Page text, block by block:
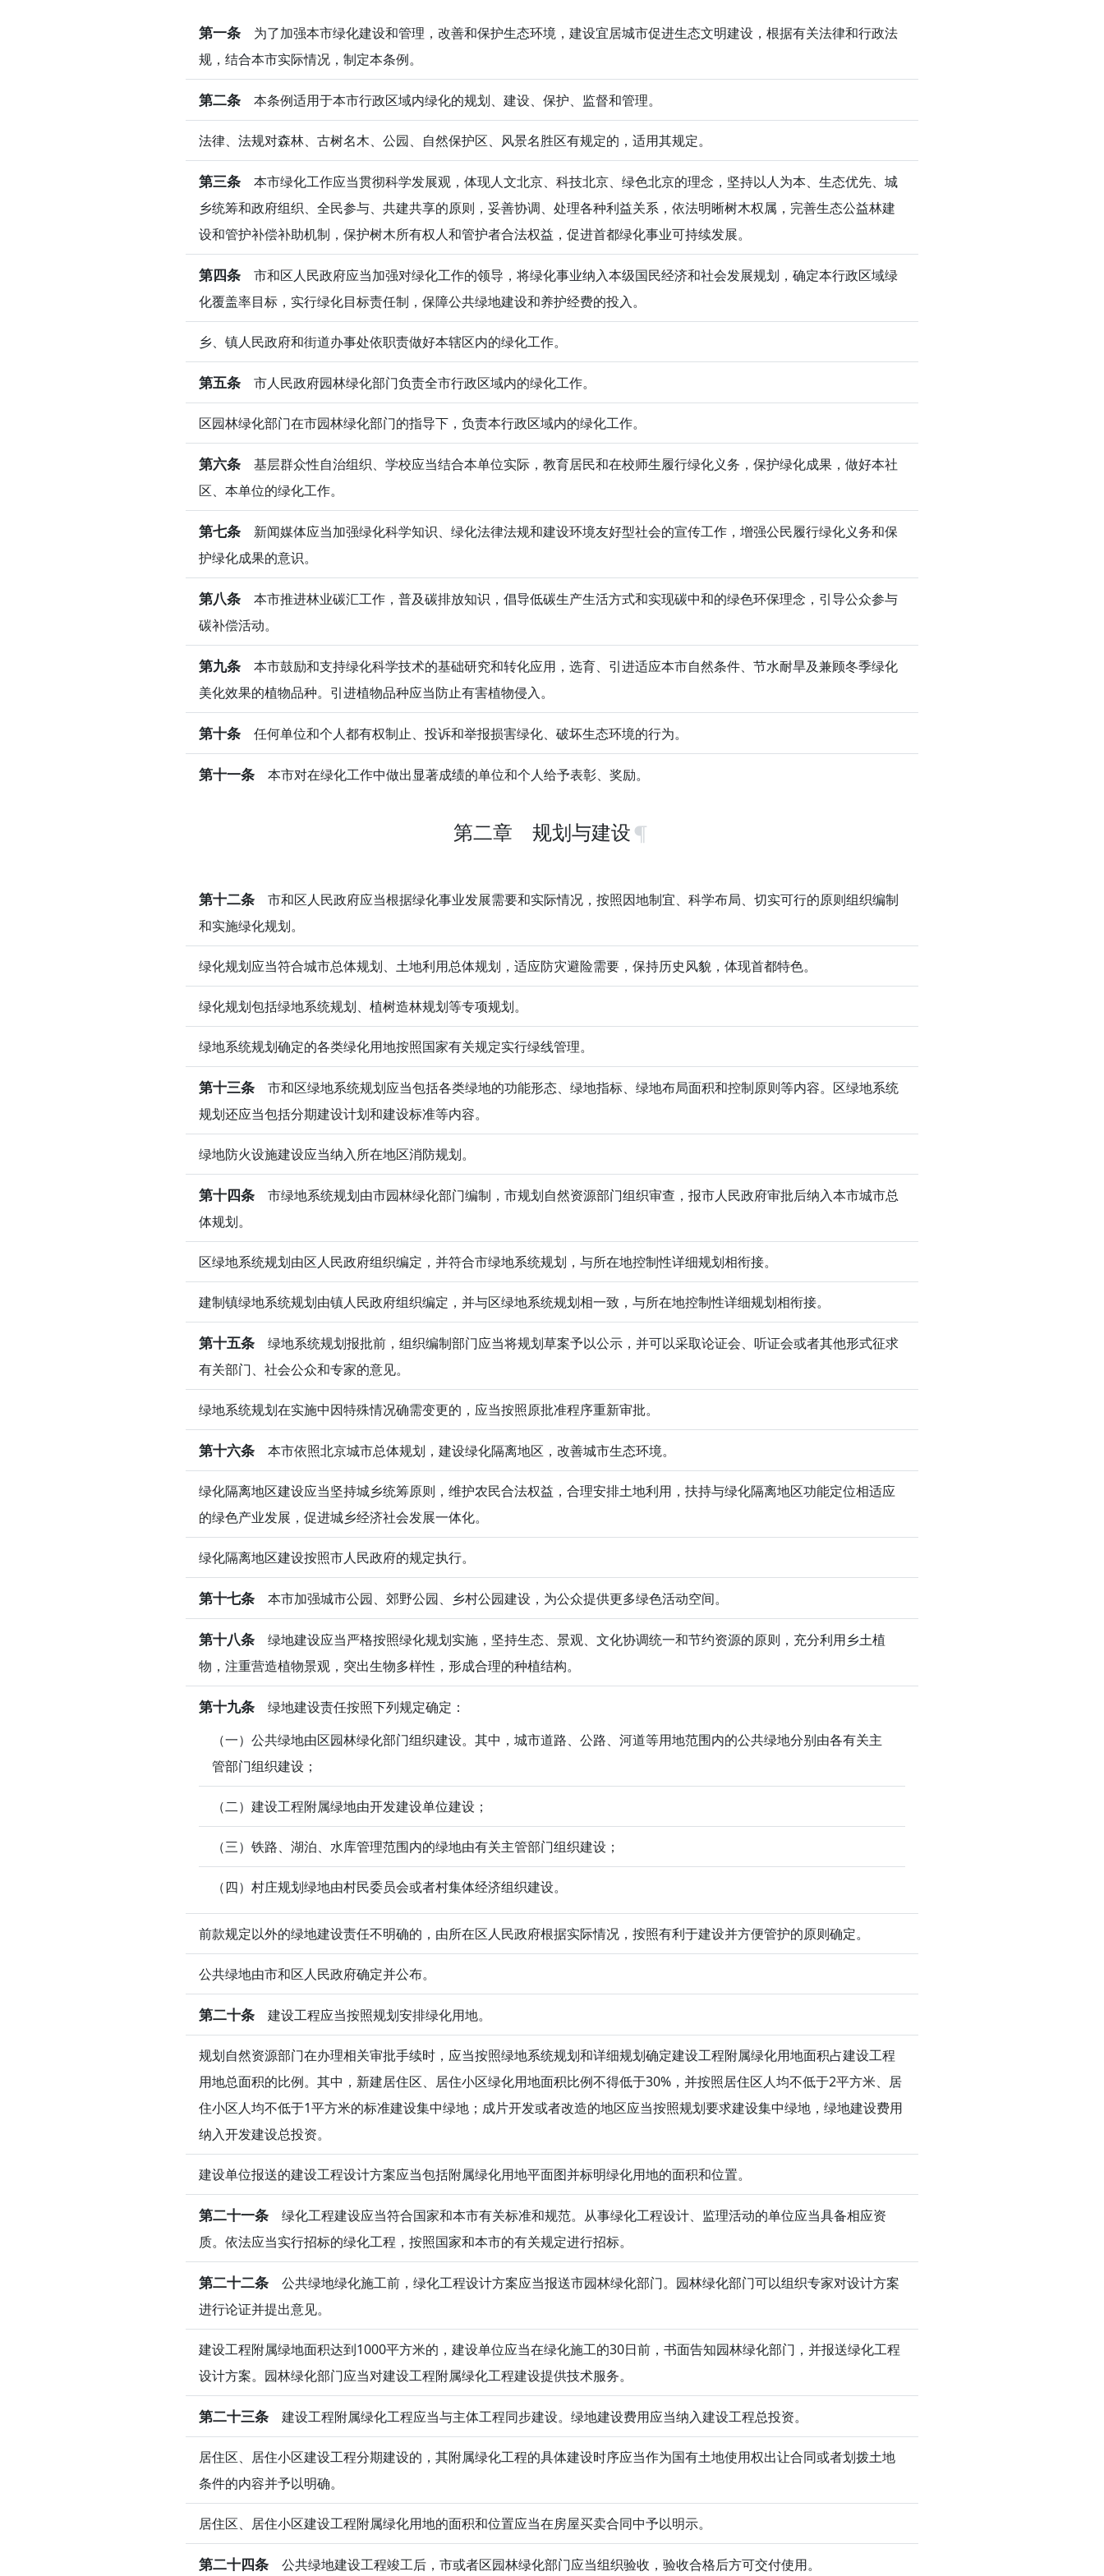
第一条 为了加强本市绿化建设和管理，改善和保护生态环境，建设宜居城市促进生态文明建设，根据有关法律和行政法
规，结合本市实际情况，制定本条例。
第二条 本条例适用于本市行政区域内绿化的规划、建设、保护、监督和管理。
法律、法规对森林、古树名木、公园、自然保护区、风景名胜区有规定的，适用其规定。
第三条 本市绿化工作应当贯彻科学发展观，体现人文北京、科技北京、绿色北京的理念，坚持以人为本、生态优先、城
乡统筹和政府组织、全民参与、共建共享的原则，妥善协调、处理各种利益关系，依法明晰树木权属，完善生态公益林建
设和管护补偿补助机制，保护树木所有权人和管护者合法权益，促进首都绿化事业可持续发展。
第四条 市和区人民政府应当加强对绿化工作的领导，将绿化事业纳入本级国民经济和社会发展规划，确定本行政区域绿
化覆盖率目标，实行绿化目标责任制，保障公共绿地建设和养护经费的投入。
乡、镇人民政府和街道办事处依职责做好本辖区内的绿化工作。
第五条 市人民政府园林绿化部门负责全市行政区域内的绿化工作。
区园林绿化部门在市园林绿化部门的指导下，负责本行政区域内的绿化工作。
第六条 基层群众性自治组织、学校应当结合本单位实际，教育居民和在校师生履行绿化义务，保护绿化成果，做好本社
区、本单位的绿化工作。
第七条 新闻媒体应当加强绿化科学知识、绿化法律法规和建设环境友好型社会的宣传工作，增强公民履行绿化义务和保
护绿化成果的意识。
第八条 本市推进林业碳汇工作，普及碳排放知识，倡导低碳生产生活方式和实现碳中和的绿色环保理念，引导公众参与
碳补偿活动。
第九条 本市鼓励和支持绿化科学技术的基础研究和转化应用，选育、引进适应本市自然条件、节水耐旱及兼顾冬季绿化
美化效果的植物品种。引进植物品种应当防止有害植物侵入。
第十条 任何单位和个人都有权制止、投诉和举报损害绿化、破坏生态环境的行为。
第十一条 本市对在绿化工作中做出显著成绩的单位和个人给予表彰、奖励。
第二章 规划与建设
第十二条 市和区人民政府应当根据绿化事业发展需要和实际情况，按照因地制宜、科学布局、切实可行的原则组织编制
和实施绿化规划。
绿化规划应当符合城市总体规划、土地利用总体规划，适应防灾避险需要，保持历史风貌，体现首都特色。
绿化规划包括绿地系统规划、植树造林规划等专项规划。
绿地系统规划确定的各类绿化用地按照国家有关规定实行绿线管理。
第十三条 市和区绿地系统规划应当包括各类绿地的功能形态、绿地指标、绿地布局面积和控制原则等内容。区绿地系统
规划还应当包括分期建设计划和建设标准等内容。
绿地防火设施建设应当纳入所在地区消防规划。
第十四条 市绿地系统规划由市园林绿化部门编制，市规划自然资源部门组织审查，报市人民政府审批后纳入本市城市总
体规划。
区绿地系统规划由区人民政府组织编定，并符合市绿地系统规划，与所在地控制性详细规划相衔接。
建制镇绿地系统规划由镇人民政府组织编定，并与区绿地系统规划相一致，与所在地控制性详细规划相衔接。
第十五条 绿地系统规划报批前，组织编制部门应当将规划草案予以公示，并可以采取论证会、听证会或者其他形式征求
有关部门、社会公众和专家的意见。
绿地系统规划在实施中因特殊情况确需变更的，应当按照原批准程序重新审批。
第十六条 本市依照北京城市总体规划，建设绿化隔离地区，改善城市生态环境。
绿化隔离地区建设应当坚持城乡统筹原则，维护农民合法权益，合理安排土地利用，扶持与绿化隔离地区功能定位相适应
的绿色产业发展，促进城乡经济社会发展一体化。
绿化隔离地区建设按照市人民政府的规定执行。
第十七条 本市加强城市公园、郊野公园、乡村公园建设，为公众提供更多绿色活动空间。
第十八条 绿地建设应当严格按照绿化规划实施，坚持生态、景观、文化协调统一和节约资源的原则，充分利用乡土植
物，注重营造植物景观，突出生物多样性，形成合理的种植结构。
第十九条 绿地建设责任按照下列规定确定：
（一）公共绿地由区园林绿化部门组织建设。其中，城市道路、公路、河道等用地范围内的公共绿地分别由各有关主
管部门组织建设；
（二）建设工程附属绿地由开发建设单位建设；
（三）铁路、湖泊、水库管理范围内的绿地由有关主管部门组织建设；
（四）村庄规划绿地由村民委员会或者村集体经济组织建设。
前款规定以外的绿地建设责任不明确的，由所在区人民政府根据实际情况，按照有利于建设并方便管护的原则确定。
公共绿地由市和区人民政府确定并公布。
第二十条 建设工程应当按照规划安排绿化用地。
规划自然资源部门在办理相关审批手续时，应当按照绿地系统规划和详细规划确定建设工程附属绿化用地面积占建设工程
用地总面积的比例。其中，新建居住区、居住小区绿化用地面积比例不得低于30%，并按照居住区人均不低于2平方米、居
住小区人均不低于1平方米的标准建设集中绿地；成片开发或者改造的地区应当按照规划要求建设集中绿地，绿地建设费用
纳入开发建设总投资。
建设单位报送的建设工程设计方案应当包括附属绿化用地平面图并标明绿化用地的面积和位置。
第二十一条 绿化工程建设应当符合国家和本市有关标准和规范。从事绿化工程设计、监理活动的单位应当具备相应资
质。依法应当实行招标的绿化工程，按照国家和本市的有关规定进行招标。
第二十二条 公共绿地绿化施工前，绿化工程设计方案应当报送市园林绿化部门。园林绿化部门可以组织专家对设计方案
进行论证并提出意见。
建设工程附属绿地面积达到1000平方米的，建设单位应当在绿化施工的30日前，书面告知园林绿化部门，并报送绿化工程
设计方案。园林绿化部门应当对建设工程附属绿化工程建设提供技术服务。
第二十三条 建设工程附属绿化工程应当与主体工程同步建设。绿地建设费用应当纳入建设工程总投资。
居住区、居住小区建设工程分期建设的，其附属绿化工程的具体建设时序应当作为国有土地使用权出让合同或者划拨土地
条件的内容并予以明确。
居住区、居住小区建设工程附属绿化用地的面积和位置应当在房屋买卖合同中予以明示。
第二十四条 公共绿地建设工程竣工后，市或者区园林绿化部门应当组织验收，验收合格后方可交付使用。